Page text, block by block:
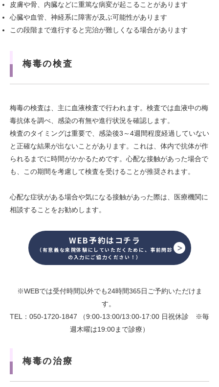
皮膚や骨、内臓などに重篤な病変が起こることがあります
心臓や血管、神経系に障害が及ぶ可能性があります
この段階まで進行すると完治が難しくなる場合があります
梅毒の検査
梅毒の検査は、主に血液検査で行われます。検査では血液中の梅
毒抗体を調べ、感染の有無や進行状況を確認します。
検査のタイミングは重要で、感染後3～4週間程度経過していない
と正確な結果が出ないことがあります。これは、体内で抗体が作
られるまでに時間がかかるためです。心配な接触があった場合で
も、この期間を考慮して検査を受けることが推奨されます。
心配な症状がある場合や気になる接触があった際は、医療機関に
相談することをお勧めします。
WEB予約はコチラ
（有意義な来院体験にしていただくために、事前問診
の入力にご協力ください！）
※WEBでは受付時間以外でも24時間365日ご予約いただけま
す。
TEL：050-1720-1847 （9:00-13:00/13:00-17:00 日祝休診 ※毎
週木曜は19:00まで診療）
梅毒の治療